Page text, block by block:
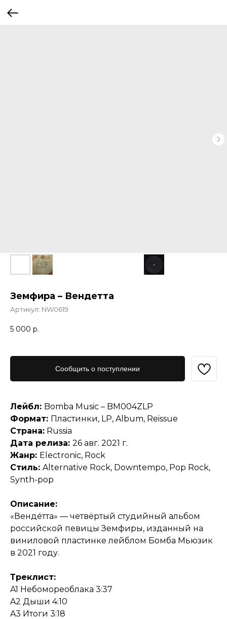
Земфира – Вендетта
Артикул: NW0619
5 000 р.
Сообщить о поступлении
Лейбл: Bomba Music – BM004ZLP
Формат: Пластинки, LP, Album, Reissue
Страна: Russia
Дата релиза: 26 авг. 2021 г.
Жанр: Electronic, Rock
Стиль: Alternative Rock, Downtempo, Pop Rock,
Synth-pop
Описание:
«Венде́тта» — четвёртый студийный альбом
российской певицы Земфиры, изданный на
виниловой пластинке лейблом Бомба Мьюзик
в 2021 году.
Треклист:
A1 Небомореоблака 3:37
A2 Дыши 4:10
A3 Итоги 3:18